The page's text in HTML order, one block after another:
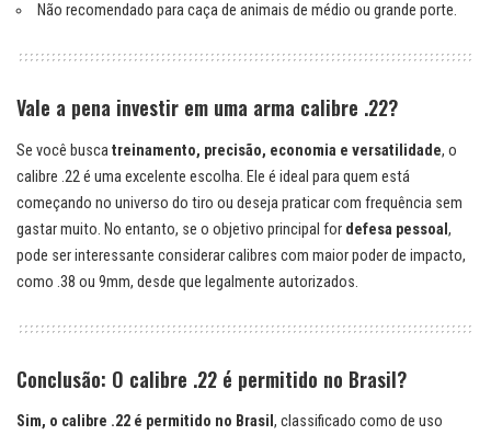
Não recomendado para caça de animais de médio ou grande porte.
Vale a pena investir em uma arma calibre .22?
Se você buscatreinamento, precisão, economia e versatilidade, o
calibre .22 é uma excelente escolha. Ele é ideal para quem está
começando no universo do tiro ou deseja praticar com frequência sem
gastar muito. No entanto, se o objetivo principal for defesa pessoal ,
pode ser interessante considerar calibres com maior poder de impacto,
como .38 ou 9mm, desde que legalmente autorizados.
Conclusão: O calibre .22 é permitido no Brasil?
Sim, o calibre .22 é permitido no Brasil , classificado como de uso